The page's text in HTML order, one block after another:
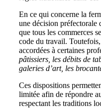
En ce qui concerne la
une décision préfectorale
que tous les commerces
code du travail.
accordées à certaines
pâtissiers, les débits de
galeries d’art, les
Ces dispositions
limitée afin de répondre
respectant les traditions